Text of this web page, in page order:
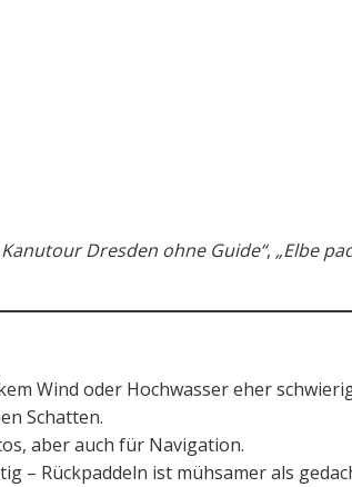
Dresden ohne Guide“, „Elbe
Wind oder Hochwasser eher
Schatten.
aber auch für Navigation.
– Rückpaddeln ist mühsamer als